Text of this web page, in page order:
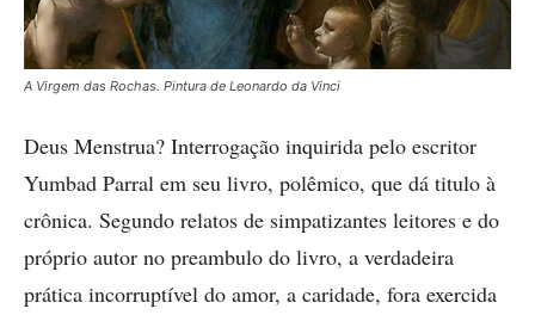
A Virgem das Rochas. Pintura de Leonardo da Vinci
Deus Menstrua? Interrogação inquirida pelo escritor
Yumbad Parral em seu livro, polêmico, que dá titulo à
crônica. Segundo relatos de simpatizantes leitores e do
próprio autor no preambulo do livro, a verdadeira
prática incorruptível do amor, a caridade, fora exercida